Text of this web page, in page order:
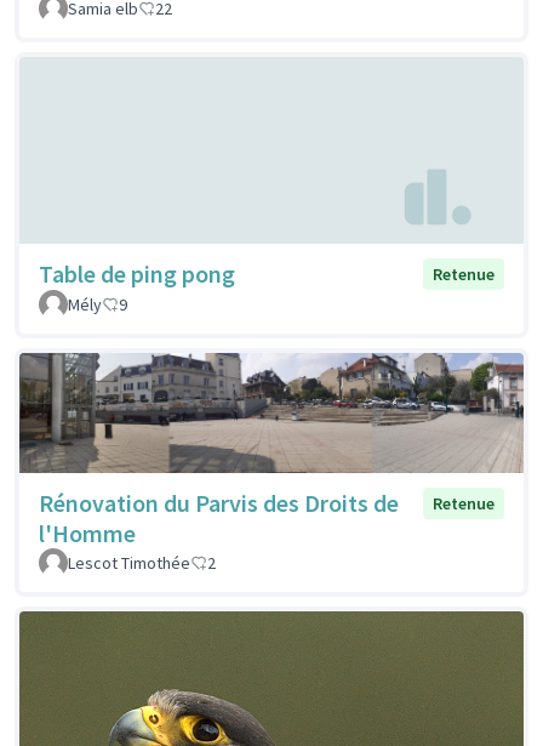
Samia elb 22
Table de ping pong
Retenue
Mély
9
Rénovation du Parvis des Droits de
l'Homme
Retenue
Lescot Timothée 2